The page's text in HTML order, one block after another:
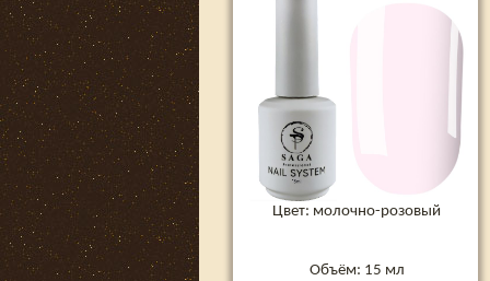
Цвет: молочно-розовый
Объём: 15 мл